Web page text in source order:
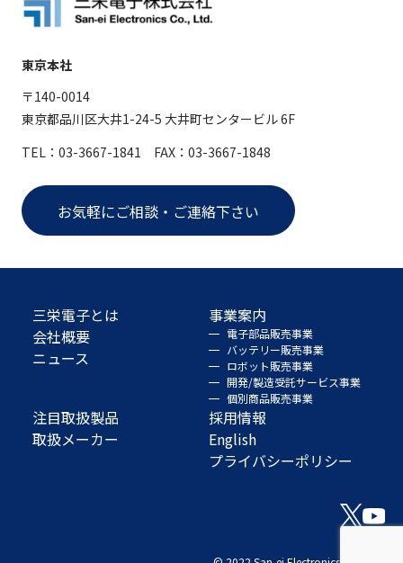
東京本社
〒140-0014
東京都品川区大井1-24-5 大井町センタービル 6F
TEL：03-3667-1841 FAX：03-3667-1848
お気軽にご相談・ご連絡下さい
三栄電子とは
会社概要
ニュース
事業案内
電子部品販売事業
バッテリー販売事業
ロボット販売事業
開発/製造受託サービス事業
個別商品販売事業
注目取扱製品
取扱メーカー
採用情報
English
プライバシーポリシー